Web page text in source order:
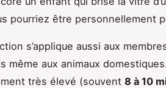
pourriez être personnellement
s’applique aussi aux
même aux animaux
très élevé (souvent 8 à 10